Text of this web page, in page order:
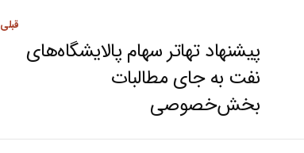
قبلی
پیشنهاد تهاتر سهام پالایشگاه‌های
نفت به جای مطالبات
بخش‌خصوصی